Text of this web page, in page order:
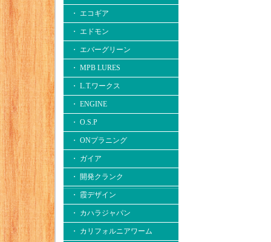
・ エコギア
・ エドモン
・ エバーグリーン
・ MPB LURES
・ L.T.ワークス
・ ENGINE
・ O.S.P
・ ONプラニング
・ ガイア
・ 開発クランク
・ 霞デザイン
・ カハラジャパン
・ カリフォルニアワーム